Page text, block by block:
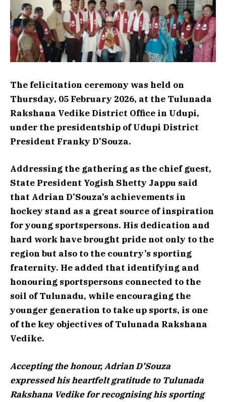
The felicitation ceremony was held on
Thursday, 05 February 2026, at the Tulunada
Rakshana Vedike District Office in Udupi,
under the presidentship of Udupi District
President Franky D’Souza.
Addressing the gathering as the chief guest,
State President Yogish Shetty Jappu said
that Adrian D’Souza’s achievements in
hockey stand as a great source of inspiration
for young sportspersons. His dedication and
hard work have brought pride not only to the
region but also to the country’s sporting
fraternity. He added that identifying and
honouring sportspersons connected to the
soil of Tulunadu, while encouraging the
younger generation to take up sports, is one
of the key objectives of Tulunada Rakshana
Vedike.
Accepting the honour, Adrian D’Souza
expressed his heartfelt gratitude to Tulunada
Rakshana Vedike for recognising his sporting